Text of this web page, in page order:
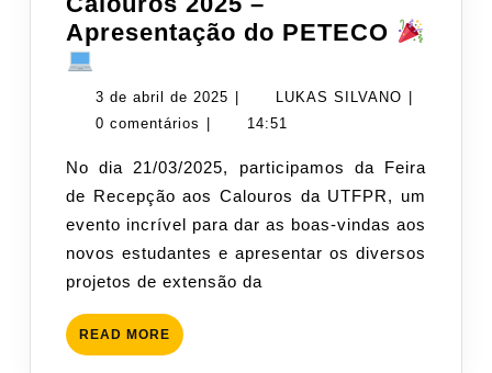
Apresentação do PETECO
de
Recepção
Calouros
2025
–
Apresentação
do
PETECO
3 de abril de 2025 3
de
de
2025
LUKAS SILVANO LUKAS
0 comentários
14:51
No dia 21/03/2025, participamos da Feira
de Recepção aos Calouros da UTFPR, um
evento incrível para dar as boas-vindas aos
novos estudantes e apresentar os diversos
projetos de extensão da
READ MORE READ
MORE